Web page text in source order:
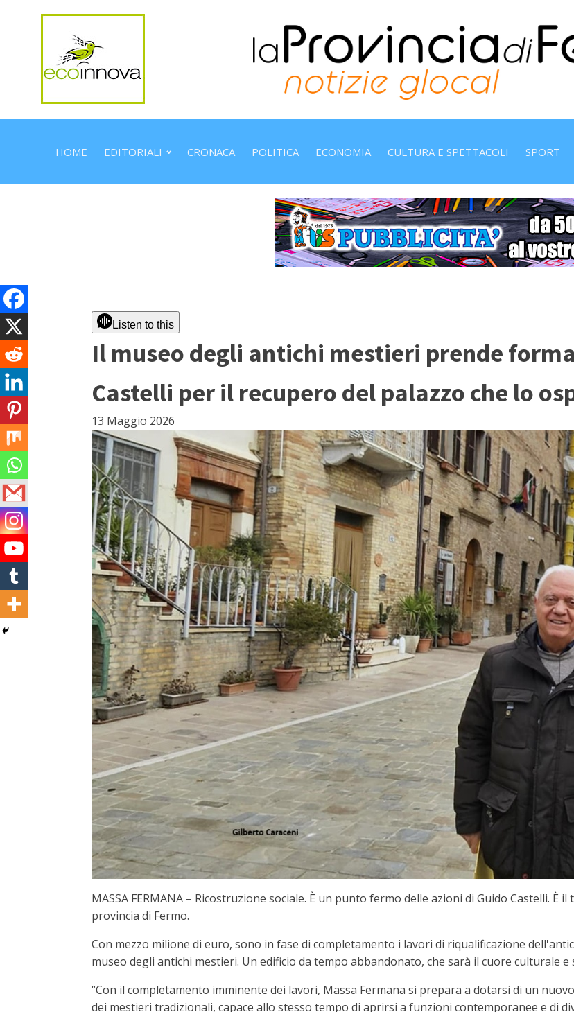
HOME EDITORIALI CRONACA POLITICA ECONOMIA CULTURA E SPETTACOLI SPORT
Listen to this
Il museo degli antichi mestieri prende
Castelli per il recupero del palazzo che lo
13 Maggio 2026
MASSA FERMANA – Ricostruzione sociale. È un punto fermo delle azioni di Guido Castelli. È
provincia di Fermo.
Con mezzo milione di euro, sono in fase di completamento i lavori di riqualificazione
museo degli antichi mestieri. Un edificio da tempo abbandonato, che sarà il cuore culturale e
“Con il completamento imminente dei lavori, Massa Fermana si prepara a dotarsi di un
dei mestieri tradizionali, capace allo stesso tempo di aprirsi a funzioni contemporanee e di